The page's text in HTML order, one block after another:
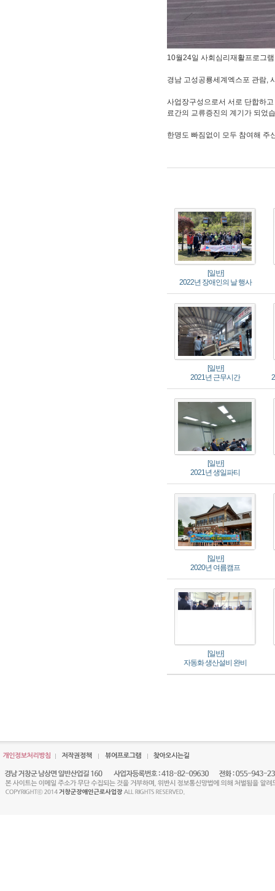
10월24일 사회심리재활프로그
경남 고성공룡세계엑스포 관람,
사업장구성으로서 서로 단합하
료간의 교류증진의 계기가 되었
한명도 빠짐없이 모두 참여해 주
[일반]
2022년 장애인의 날 행사
[일반]
2021년 근무시간
[일반]
2021년 생일파티
[일반]
2020년 여름캠프
[일반]
자동화 생산설비 완비